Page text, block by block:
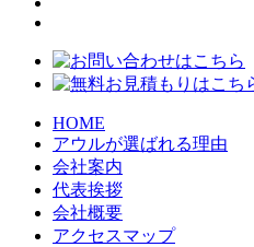
HOME
アウルが選ばれる理由
会社案内
代表挨拶
会社概要
アクセスマップ